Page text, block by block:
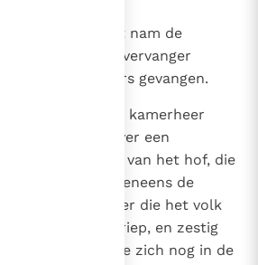
van de lijfwacht nam de
diens plaatsvervanger
dorpelwachters gevangen.
hij in de stad een kamerheer
bevel voerde over een
vijf ambtenaren van het hof, die
bevonden, eveneens de
opperbevelhebber die het volk
de wapenen riep, en zestig
van het land die zich nog in de